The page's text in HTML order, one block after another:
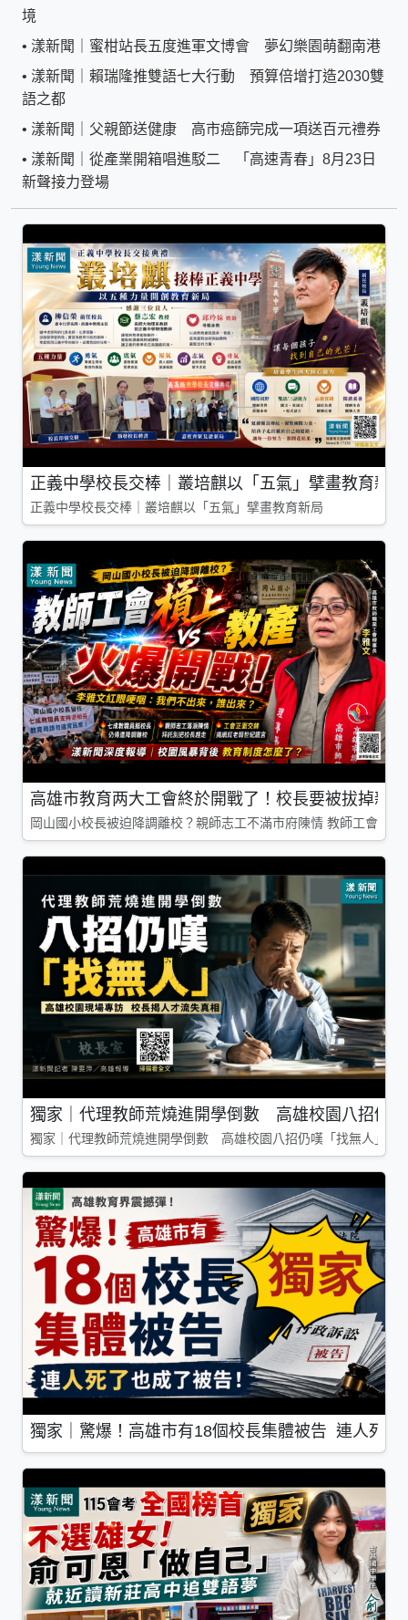
境
• 漾新聞｜蜜柑站長五度進軍文博會 夢幻樂園萌翻南港
• 漾新聞｜賴瑞隆推雙語七大行動 預算倍增打造2030雙
語之都
• 漾新聞｜父親節送健康 高市癌篩完成一項送百元禮券
• 漾新聞｜從產業開箱唱進駁二 「高速青春」8月23日
新聲接力登場
正義中學校長交棒｜叢培麒以「五氣」擘畫教育新局
正義中學校長交棒｜叢培麒以「五氣」擘畫教育新局
高雄市教育两大工會終於開戰了！校長要被拔掉親
岡山國小校長被迫降調離校？親師志工不滿市府陳情 教師工會槓
獨家｜代理教師荒燒進開學倒數 高雄校園八招仍
獨家｜代理教師荒燒進開學倒數 高雄校園八招仍嘆「找無人」
獨家｜驚爆！高雄市有18個校長集體被告 連人死了